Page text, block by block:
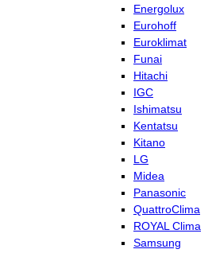
Energolux
Eurohoff
Euroklimat
Funai
Hitachi
IGC
Ishimatsu
Kentatsu
Kitano
LG
Midea
Panasonic
QuattroClima
ROYAL Clima
Samsung